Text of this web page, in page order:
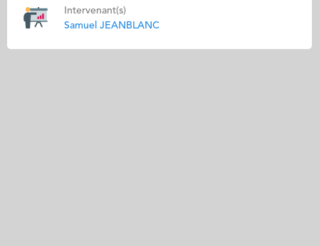
Intervenant(s)
Samuel JEANBLANC